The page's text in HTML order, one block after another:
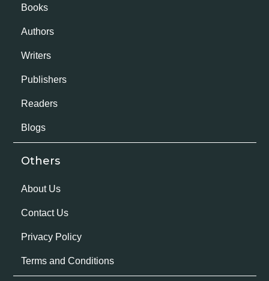
Books
Authors
Writers
Publishers
Readers
Blogs
Others
About Us
Contact Us
Privacy Policy
Terms and Conditions